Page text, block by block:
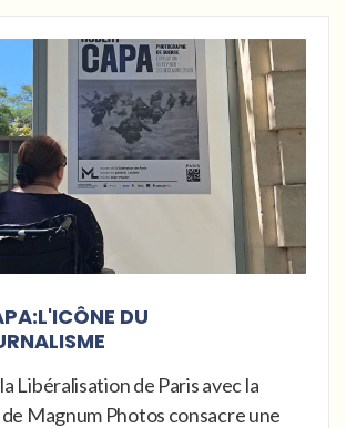
DU
Libéralisation de Paris avec la
Magnum Photos consacre une